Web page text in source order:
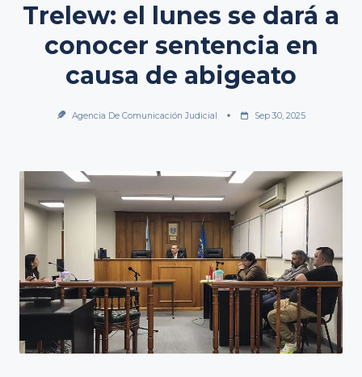
Trelew: el lunes se dará a
conocer sentencia en
causa de abigeato
Agencia De Comunicación Judicial Sep 30, 2025